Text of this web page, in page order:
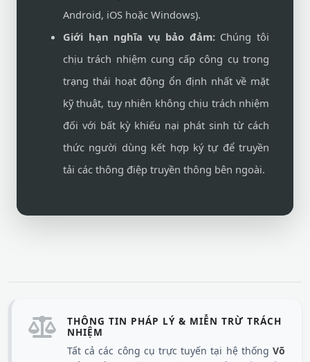
Android, iOS hoặc Windows).
Giới hạn nghĩa vụ bảo đảm:Chúng tôi
chịu trách nhiệm cung cấp công cụ trong
trạng thái hoạt động ổn định nhất về mặt
kỹ thuật, tuy nhiên không chịu trách nhiệm
đối với bất kỳ khiếu nại phát sinh từ cách
thức người dùng kết hợp ký tự để truyền
tải các thông điệp truyền thông bên ngoài.
THÔNG TIN PHÁP LÝ & MIỄN TRỪ TRÁCH
NHIỆM
Tất cả các công cụ trực tuyến tại hệ thống Võ